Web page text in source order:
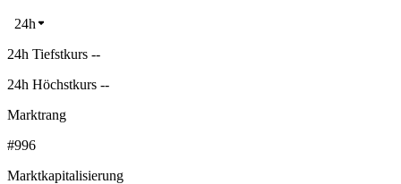
24h
24h Tiefstkurs --
24h Höchstkurs --
Marktrang
#996
Marktkapitalisierung